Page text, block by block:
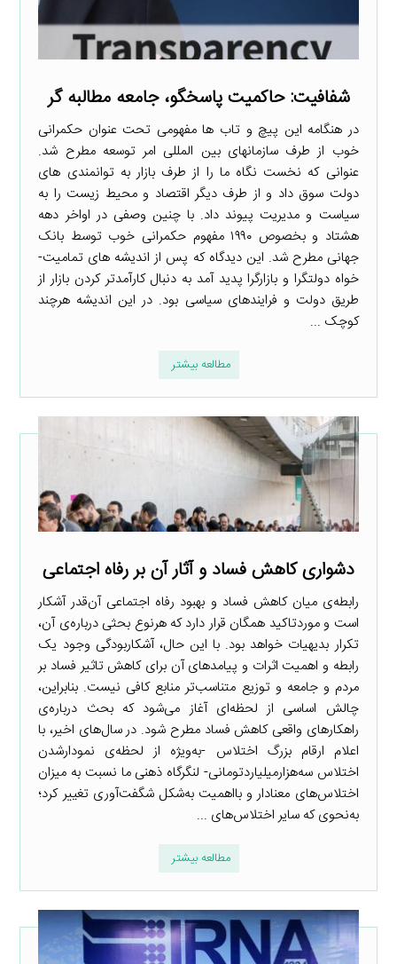
شفافیت: حاکمیت پاسخگو، جامعه مطالبه ­گر
در هنگامه این پیچ و تاب­ ها مفهومی تحت عنوان حکمرانی
خوب از طرف سازمان­های بین­ المللی امر توسعه مطرح شد.
عنوانی که نخست نگاه ما را از طرف بازار به توانمندی­ های
دولت سوق داد و از طرف دیگر اقتصاد و محیط­ زیست را به
سیاست و مدیریت پیوند داد. با چنین وصفی در اواخر دهه
هشتاد و بخصوص ۱۹۹۰ مفهوم حکمرانی خوب توسط بانک
جهانی مطرح شد. این دیدگاه که پس از اندیشه ­های تمامیت­
خواه دولت­گرا و بازارگرا پدید آمد به دنبال کارآمدتر کردن بازار از
طریق دولت و فرایند­های سیاسی بود. در این اندیشه هرچند
کوچک ...
مطالعه بیشتر
دشواری کاهش فساد و آثار آن بر رفاه اجتماعی
رابطه‌ی میان کاهش فساد و بهبود رفاه اجتماعی آن‌قدر آشکار
است و موردتاکید همگان قرار دارد که هرنوع بحثی درباره‌ی آن،
تکرار بدیهیات خواهد بود. با این حال، آشکاربودگی وجود یک
رابطه و اهمیت اثرات و پیامدهای آن برای کاهش تاثیر فساد بر
مردم و جامعه و توزیع متناسب‌تر منابع کافی نیست. بنابراین،
چالش اساسی از لحظه‌ای آغاز می‌شود که بحث درباره‌ی
راهکارهای واقعی کاهش فساد مطرح شود. در سال‌های اخیر، با
اعلام ارقام بزرگ اختلاس -به‌ویژه از لحظه‌ی نمودارشدن
اختلاس سه‌هزارمیلیاردتومانی- لنگرگاه ذهنی ما نسبت به میزان
اختلاس‌های معنادار و بااهمیت به‌شکل شگفت‌آوری تغییر کرد؛
به‌نحوی که سایر اختلاس‌های ...
مطالعه بیشتر